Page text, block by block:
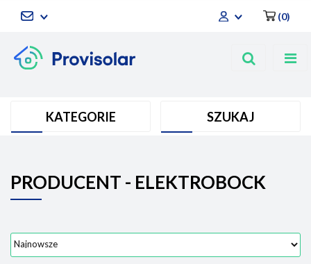
Zaloguj się
(0)
KATEGORIE SZUKAJ
PRODUCENT - ELEKTROBOCK